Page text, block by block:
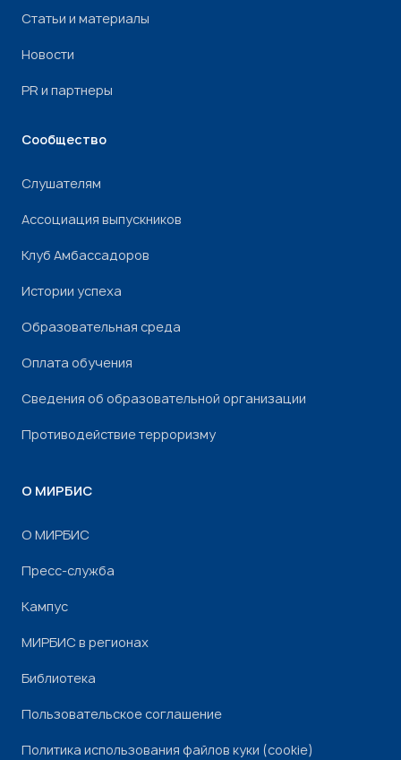
Статьи и материалы
Новости
PR и партнеры
Сообщество
Слушателям
Ассоциация выпускников
Клуб Амбассадоров
Истории успеха
Образовательная среда
Оплата обучения
Сведения об образовательной организации
Противодействие терроризму
О МИРБИС
О МИРБИС
Пресс-служба
Кампус
МИРБИС в регионах
Библиотека
Пользовательское соглашение
Политика использования файлов куки (cookie)